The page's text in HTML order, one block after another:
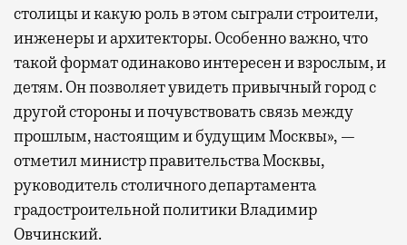
столицы и какую роль в этом сыграли строители,
инженеры и архитекторы. Особенно важно, что
такой формат одинаково интересен и взрослым, и
детям. Он позволяет увидеть привычный город с
другой стороны и почувствовать связь между
прошлым, настоящим и будущим Москвы», —
отметил министр правительства Москвы,
руководитель столичного департамента
градостроительной политики Владимир
Овчинский.